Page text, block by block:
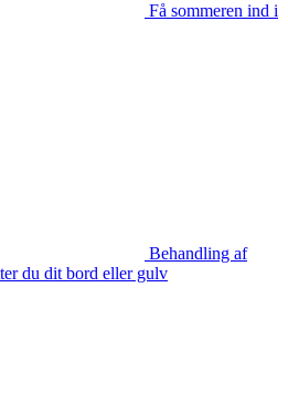
Få sommeren ind i
Behandling af
du dit bord eller gulv